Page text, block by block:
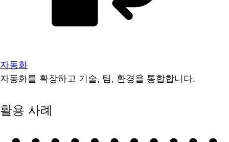
자동화
자동화를 확장하고 기술, 팀, 환경을 통합합니다.
활용 사례